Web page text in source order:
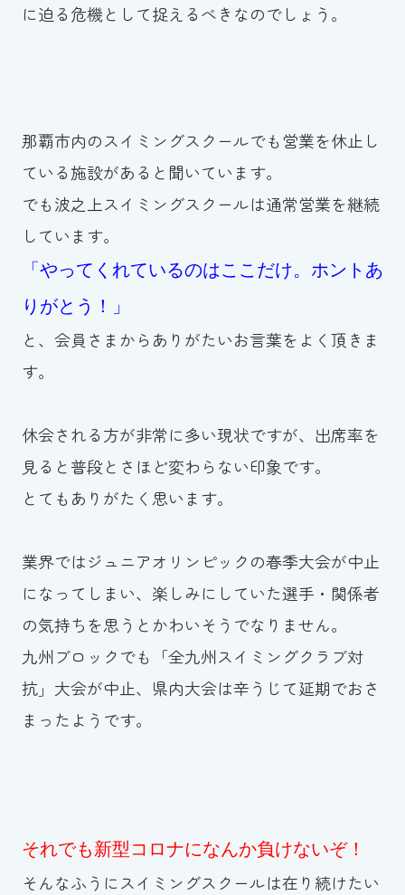
に迫る危機として捉えるべきなのでしょう。
那覇市内のスイミングスクールでも営業を休止し
ている施設があると聞いています。
でも波之上スイミングスクールは通常営業を継続
しています。
「やってくれているのはここだけ。ホントあ
りがとう！」
と、会員さまからありがたいお言葉をよく頂きま
す。
休会される方が非常に多い現状ですが、出席率を
見ると普段とさほど変わらない印象です。
とてもありがたく思います。
業界ではジュニアオリンピックの春季大会が中止
になってしまい、楽しみにしていた選手・関係者
の気持ちを思うとかわいそうでなりません。
九州ブロックでも「全九州スイミングクラブ対
抗」大会が中止、県内大会は辛うじて延期でおさ
まったようです。
それでも新型コロナになんか負けないぞ！
そんなふうにスイミングスクールは在り続けたい